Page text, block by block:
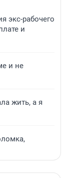
экс-рабочего
и
и не
жить, а я